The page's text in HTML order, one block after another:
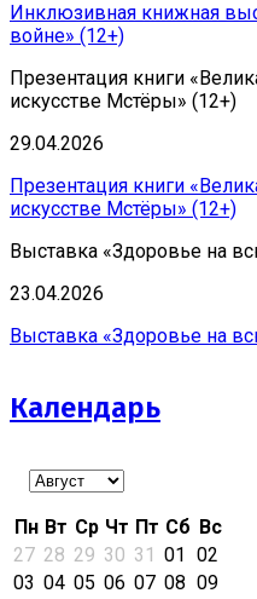
Инклюзивная книжная
войне» (12+)
Презентация книги
искусстве Мстёры» (12+)
29.04.2026
Презентация книги
искусстве Мстёры» (12+)
Выставка «Здоровье на
23.04.2026
Выставка «Здоровье на
Календарь
Пн Вт Ср Чт Пт Сб Вс
27 28 29 30 31 01 02
03 04 05 06 07 08 09